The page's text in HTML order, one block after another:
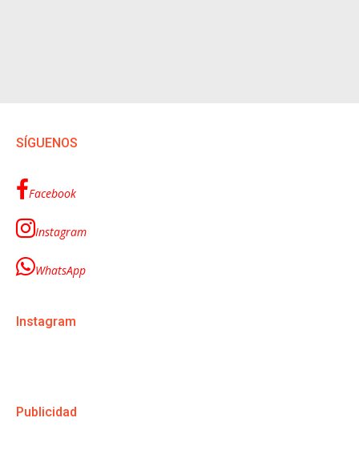
SÍGUENOS
Facebook
Instagram
WhatsApp
Instagram
Publicidad